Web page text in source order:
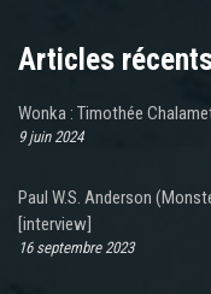
Articles
Wonka : Timothée
9 juin 2024
Paul W.S. Anderson
[interview]
16 septembre 2023